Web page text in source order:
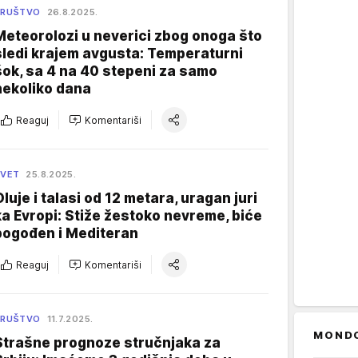
26.8.2025.
u neverici zbog onoga što
krajem avgusta: Temperaturni
sa 4 na 40 stepeni za samo
dana
Reaguj Komentariši
25.8.2025.
i talasi od 12 metara, uragan juri
Evropi: Stiže žestoko nevreme, biće
i Mediteran
Reaguj Komentariši
11.7.2025.
prognoze stručnjaka za